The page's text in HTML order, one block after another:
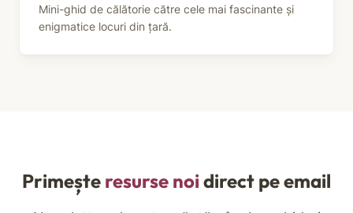
Mini-ghid de călătorie către cele mai fascinante și
enigmatice locuri din țară.
Primește resurse noi direct pe email